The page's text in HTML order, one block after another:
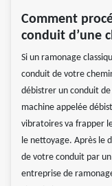
Comment
conduit d’une
Si un ramonage
conduit de votre
débistrer un conduit
machine appelée
vibratoires va frapper
le nettoyage. Après le
de votre conduit par
entreprise de